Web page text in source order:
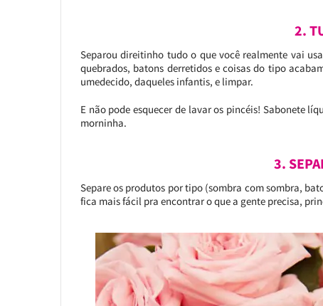
2.
Separou direitinho tudo o que você realmente vai
quebrados, batons derretidos e coisas do tipo
umedecido, daqueles infantis, e limpar.
E não pode esquecer de lavar os pincéis! Sabonete
morninha.
3.
Separe os produtos por tipo (sombra com sombra,
fica mais fácil pra encontrar o que a gente precisa,